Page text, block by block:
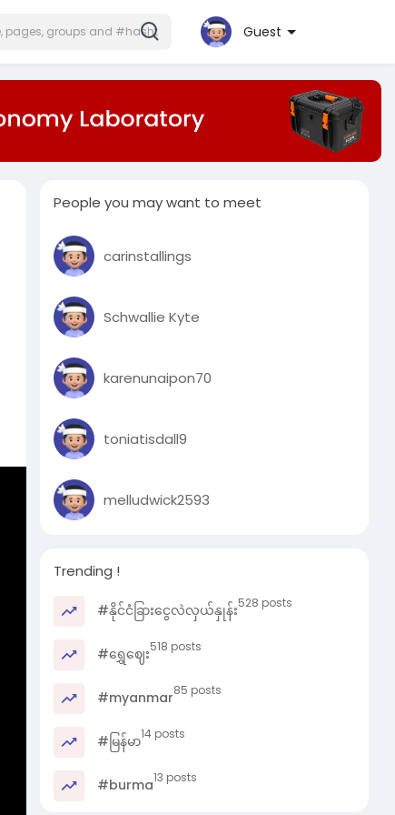
Guest
People you may want to meet
carinstallings
Schwallie Kyte
karenunaipon70
toniatisdall9
melludwick2593
Trending !
#နိုင်ငံခြားငွေလဲလှယ်နှုန်း528 posts
#ရွှေဈေး518 posts
#myanmar85 posts
#မြန်မာ14 posts
#burma13 posts